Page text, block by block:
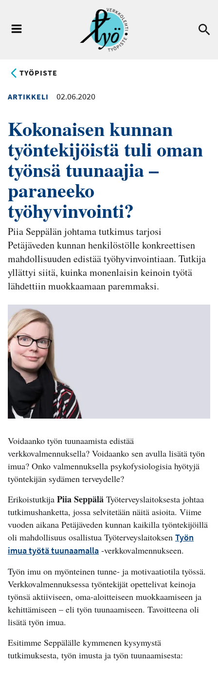
pääsisältöön
TYÖPISTE
ARTIKKELI 02.06.2020
Kokonaisen kunnan
työntekijöistä tuli oman
työnsä tuunaajia –
paraneeko
työhyvinvointi?
Piia Seppälän johtama tutkimus tarjosi
Petäjäveden kunnan henkilöstölle konkreettisen
mahdollisuuden edistää työhyvinvointiaan. Tutkija
yllättyi siitä, kuinka monenlaisin keinoin työtä
lähdettiin muokkaamaan paremmaksi.
Voidaanko työn tuunaamista edistää
verkkovalmennuksella? Voidaanko sen avulla lisätä työn
imua? Onko valmennuksella psykofysiologisia hyötyjä
työntekijän sydämen terveydelle?
Erikoistutkija Piia Seppälä Työterveyslaitoksesta johtaa
tutkimushanketta, jossa selvitetään näitä asioita. Viime
vuoden aikana Petäjäveden kunnan kaikilla työntekijöillä
oli mahdollisuus osallistua Työterveyslaitoksen Työn
imua työtä tuunaamalla -verkkovalmennukseen.
Työn imu on myönteinen tunne- ja motivaatiotila työssä.
Verkkovalmennuksessa työntekijät opettelivat keinoja
työnsä aktiiviseen, oma-aloitteiseen muokkaamiseen ja
kehittämiseen – eli työn tuunaamiseen. Tavoitteena oli
lisätä työn imua.
Esitimme Seppälälle kymmenen kysymystä
tutkimuksesta, työn imusta ja työn tuunaamisesta: